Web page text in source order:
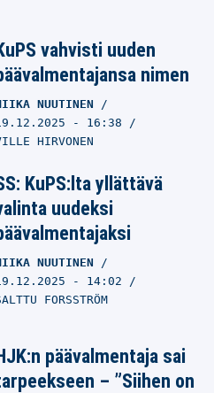
vahvisti uuden
nimen
NUUTINEN
- 16:38
HIRVONEN
KuPS:lta yllättävä
uudeksi
NUUTINEN
- 14:02
FORSSTRÖM
päävalmentaja sai
– ”Siihen on